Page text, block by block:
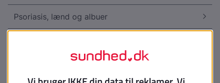
Psoriasis, lænd og albuer